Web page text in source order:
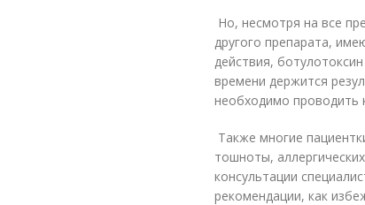
Но, несмотря на все
другого препарата,
действия,
времени держится
необходимо проводить
Также многие
тошноты,
консультации
рекомендации, как